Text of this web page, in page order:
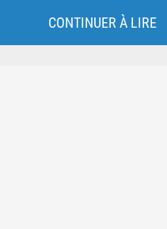
CONTINUER À LIRE